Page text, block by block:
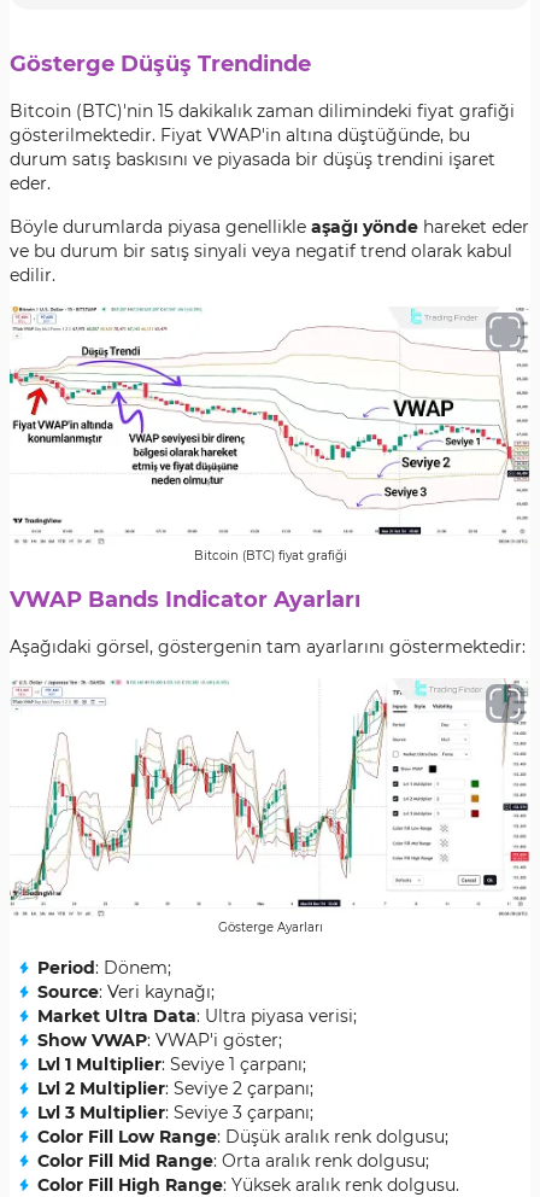
Gösterge Düşüş Trendinde
Bitcoin (BTC)'nin 15 dakikalık zaman dilimindeki fiyat grafiği
gösterilmektedir. Fiyat VWAP'in altına düştüğünde, bu
durum satış baskısını ve piyasada bir düşüş trendini işaret
eder.
Böyle durumlarda piyasa genellikle aşağı yönde hareket eder
ve bu durum bir satış sinyali veya negatif trend olarak kabul
edilir.
Bitcoin (BTC) fiyat grafiği
VWAP Bands Indicator Ayarları
Aşağıdaki görsel, göstergenin tam ayarlarını göstermektedir:
Gösterge Ayarları
Period: Dönem;
Source: Veri kaynağı;
Market Ultra Data: Ultra piyasa verisi;
Show VWAP: VWAP'i göster;
Lvl 1 Multiplier: Seviye 1 çarpanı;
Lvl 2 Multiplier: Seviye 2 çarpanı;
Lvl 3 Multiplier: Seviye 3 çarpanı;
Color Fill Low Range: Düşük aralık renk dolgusu;
Color Fill Mid Range: Orta aralık renk dolgusu;
Color Fill High Range: Yüksek aralık renk dolgusu.